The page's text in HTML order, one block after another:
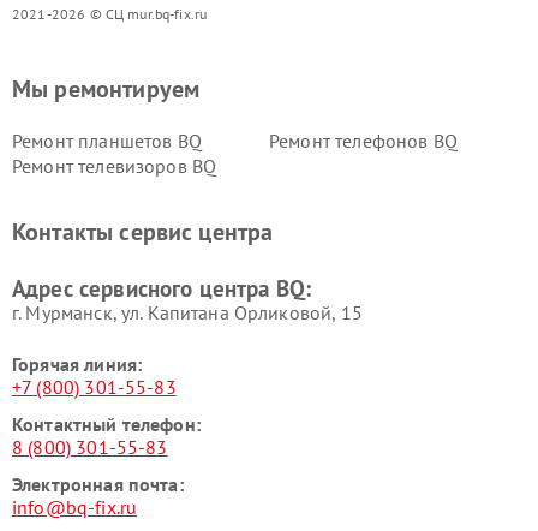
2021-2026 © СЦ mur.bq-fix.ru
Мы ремонтируем
Ремонт планшетов BQ
Ремонт телефонов BQ
Ремонт телевизоров BQ
Контакты сервис центра
Адрес сервисного центра BQ:
г. Мурманск, ул. Капитана Орликовой, 15
Горячая линия:
+7 (800) 301-55-83
Контактный телефон:
8 (800) 301-55-83
Электронная почта:
info@bq-fix.ru